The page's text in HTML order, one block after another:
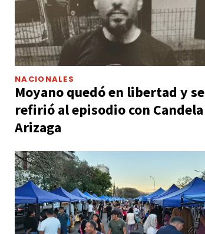
NACIONALES
Moyano quedó en libertad y se
refirió al episodio con Candela
Arizaga